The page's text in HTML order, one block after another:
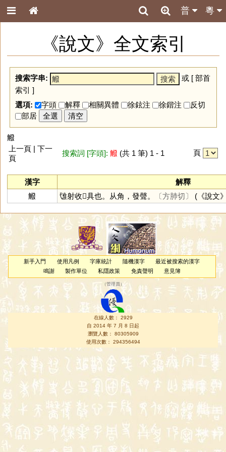
粵
普
《說文》全文索引
搜索字串: 或 [ 部首
索引 ]
選項:
字頭 解釋 相關異體 徐鉉注 徐鍇注
反切
部居
全選 清空
䚨
上一頁 | 下一
頁
搜索詞 [字頭]: 䚨 (共 1 筆) 1 - 1 頁
漢字
解釋
䚨
隿射收𦅾具也。从角，發聲。 〔方肺切〕 (《說文
新手入門 使用凡例 字庫統計 隨機漢字
最近被搜索的漢字
鳴謝
製作單位 私隱政策 免責聲明 意見簿
（管理員 ）
在線人數： 2929
自 2014 年 7 月 8 日起
瀏覽人數： 80305909
使用次數： 294356494